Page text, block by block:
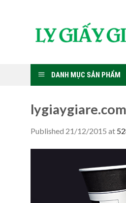
DANH MỤC SẢN PHẨM
lygiaygiare.com
Published 21/12/2015 at